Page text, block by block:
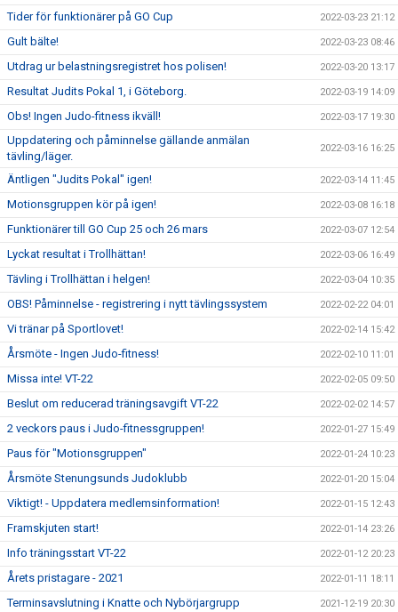
Tider för funktionärer på GO Cup 2022-03-23 21:12
Gult bälte! 2022-03-23 08:46
Utdrag ur belastningsregistret hos polisen! 2022-03-20 13:17
Resultat Judits Pokal 1, i Göteborg. 2022-03-19 14:09
Obs! Ingen Judo-fitness ikväll! 2022-03-17 19:30
Uppdatering och påminnelse gällande anmälan
tävling/läger.
2022-03-16 16:25
Äntligen "Judits Pokal" igen! 2022-03-14 11:45
Motionsgruppen kör på igen! 2022-03-08 16:18
Funktionärer till GO Cup 25 och 26 mars 2022-03-07 12:54
Lyckat resultat i Trollhättan! 2022-03-06 16:49
Tävling i Trollhättan i helgen! 2022-03-04 10:35
OBS! Påminnelse - registrering i nytt tävlingssystem 2022-02-22 04:01
Vi tränar på Sportlovet! 2022-02-14 15:42
Årsmöte - Ingen Judo-fitness! 2022-02-10 11:01
Missa inte! VT-22 2022-02-05 09:50
Beslut om reducerad träningsavgift VT-22 2022-02-02 14:57
2 veckors paus i Judo-fitnessgruppen! 2022-01-27 15:49
Paus för "Motionsgruppen" 2022-01-24 10:23
Årsmöte Stenungsunds Judoklubb 2022-01-20 15:04
Viktigt! - Uppdatera medlemsinformation! 2022-01-15 12:43
Framskjuten start! 2022-01-14 23:26
Info träningsstart VT-22 2022-01-12 20:23
Årets pristagare - 2021 2022-01-11 18:11
Terminsavslutning i Knatte och Nybörjargrupp 2021-12-19 20:30